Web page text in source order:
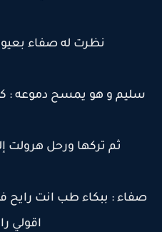
نظرت له صفاء بعيون
سليم و هو يمسح دموعه :
ثم تركها ورحل هرولت
صفاء : ببكاء طب انت رايح
اقولي